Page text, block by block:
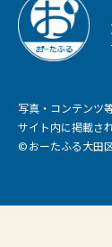
写真・コンテンツ
サイト内に掲載さ
© おーたふる大田